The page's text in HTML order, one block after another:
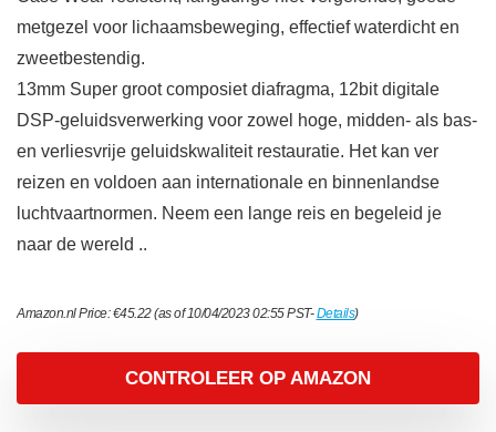
metgezel voor lichaamsbeweging, effectief waterdicht en
zweetbestendig.
13mm Super groot composiet diafragma, 12bit digitale
DSP-geluidsverwerking voor zowel hoge, midden- als bas-
en verliesvrije geluidskwaliteit restauratie. Het kan ver
reizen en voldoen aan internationale en binnenlandse
luchtvaartnormen. Neem een ​​lange reis en begeleid je
naar de wereld ..
Amazon.nl Price:€45.22(as of 10/04/2023 02:55 PST-Details)
CONTROLEER OP AMAZON